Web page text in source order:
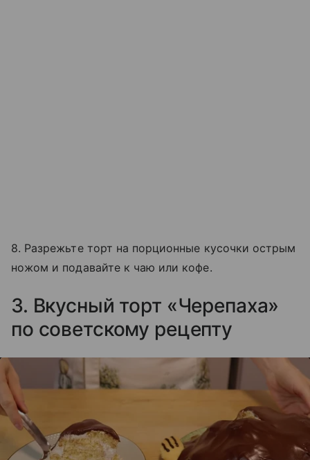
8. Разрежьте торт на порционные кусочки острым
ножом и подавайте к чаю или кофе.
3. Вкусный торт «Черепаха»
по советскому рецепту